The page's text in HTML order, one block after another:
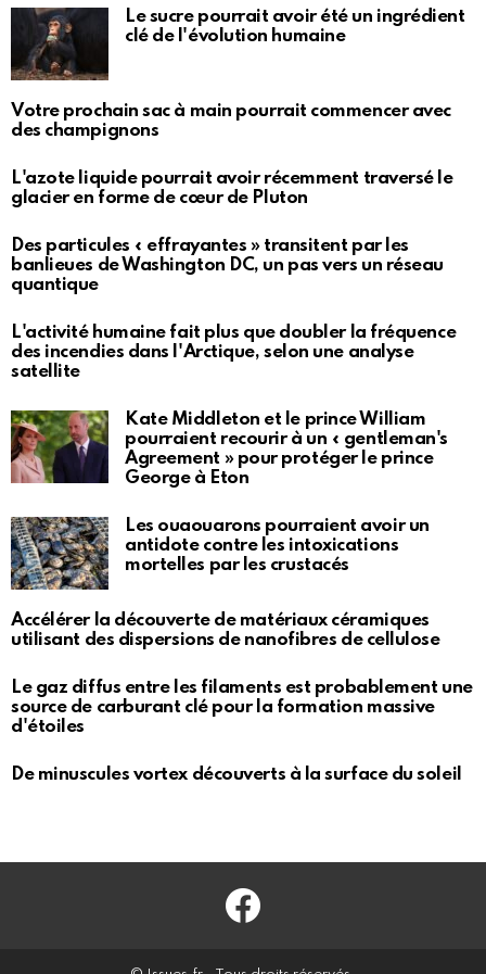
Le sucre pourrait avoir été un ingrédient
clé de l'évolution humaine
Votre prochain sac à main pourrait commencer avec
des champignons
L'azote liquide pourrait avoir récemment traversé le
glacier en forme de cœur de Pluton
Des particules « effrayantes » transitent par les
banlieues de Washington DC, un pas vers un réseau
quantique
L'activité humaine fait plus que doubler la fréquence
des incendies dans l'Arctique, selon une analyse
satellite
Kate Middleton et le prince William
pourraient recourir à un « gentleman's
Agreement » pour protéger le prince
George à Eton
Les ouaouarons pourraient avoir un
antidote contre les intoxications
mortelles par les crustacés
Accélérer la découverte de matériaux céramiques
utilisant des dispersions de nanofibres de cellulose
Le gaz diffus entre les filaments est probablement une
source de carburant clé pour la formation massive
d'étoiles
De minuscules vortex découverts à la surface du soleil
Facebook